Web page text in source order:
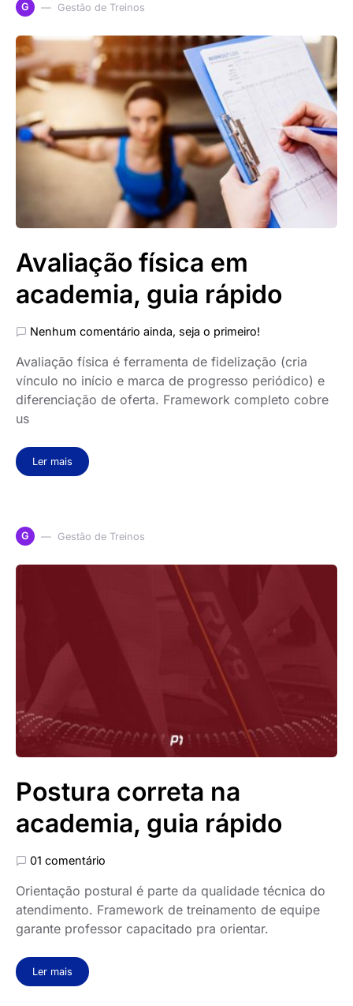
G Gestão de Treinos
Avaliação física em
academia, guia rápido
Nenhum comentário ainda, seja o primeiro!
Avaliação física é ferramenta de fidelização (cria
vínculo no início e marca de progresso periódico) e
diferenciação de oferta. Framework completo cobre
us
Ler mais
G Gestão de Treinos
Postura correta na
academia, guia rápido
01 comentário
Orientação postural é parte da qualidade técnica do
atendimento. Framework de treinamento de equipe
garante professor capacitado pra orientar.
Ler mais